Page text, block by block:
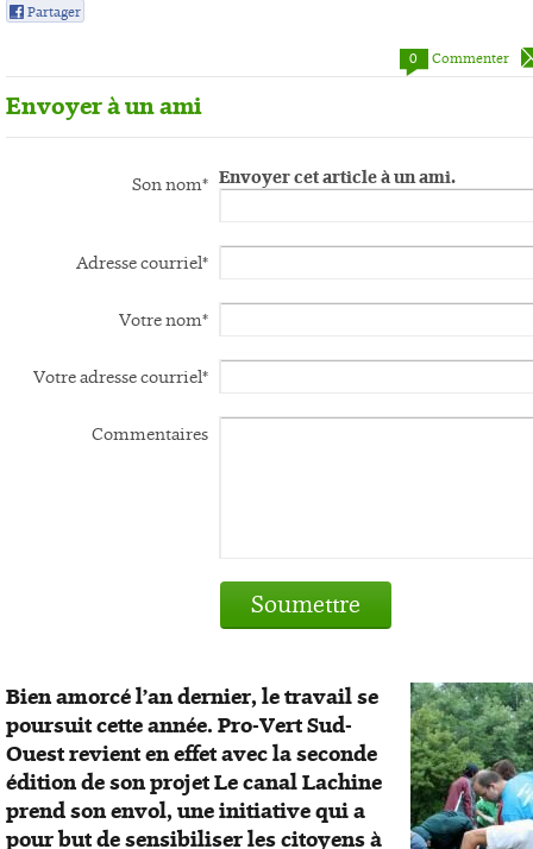
Partager
0
Commenter
Envoyer à un ami
Envoyer cet article à un ami.
Son nom*
Adresse courriel*
Votre nom*
Votre adresse courriel*
Commentaires
Soumettre
Bien amorcé l’an dernier, le travail se
poursuit cette année. Pro-Vert Sud-
Ouest revient en effet avec la seconde
édition de son projet Le canal Lachine
prend son envol, une initiative qui a
pour but de sensibiliser les citoyens à